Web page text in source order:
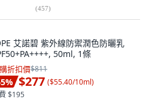
(457)
艾諾碧 紫外線防禦潤色防曬乳
50ml, 1條
折扣價$811
% $277 ($55.40/10ml)
$195